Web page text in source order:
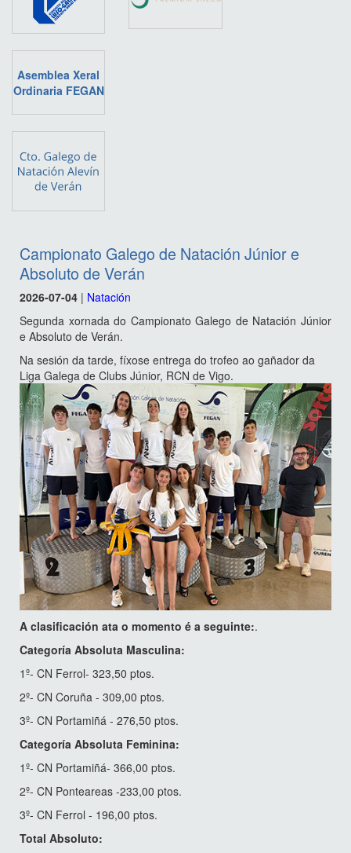
Asemblea Xeral
Ordinaria FEGAN
Campionato Galego de Natación Júnior e
Absoluto de Verán
2026-07-04 | Natación
Segunda xornada do Campionato Galego de Natación Júnior
e Absoluto de Verán.
Na sesión da tarde, fíxose entrega do trofeo ao gañador da
Liga Galega de Clubs Júnior, RCN de Vigo.
A clasificación ata o momento é a seguinte:.
Categoría Absoluta Masculina:
1º- CN Ferrol- 323,50 ptos.
2º- CN Coruña - 309,00 ptos.
3º- CN Portamiñá - 276,50 ptos.
Categoría Absoluta Feminina:
1º- CN Portamiñá- 366,00 ptos.
2º- CN Ponteareas -233,00 ptos.
3º- CN Ferrol - 196,00 ptos.
Total Absoluto: